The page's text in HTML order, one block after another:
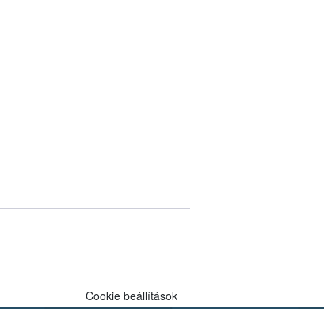
Cookie beállítások